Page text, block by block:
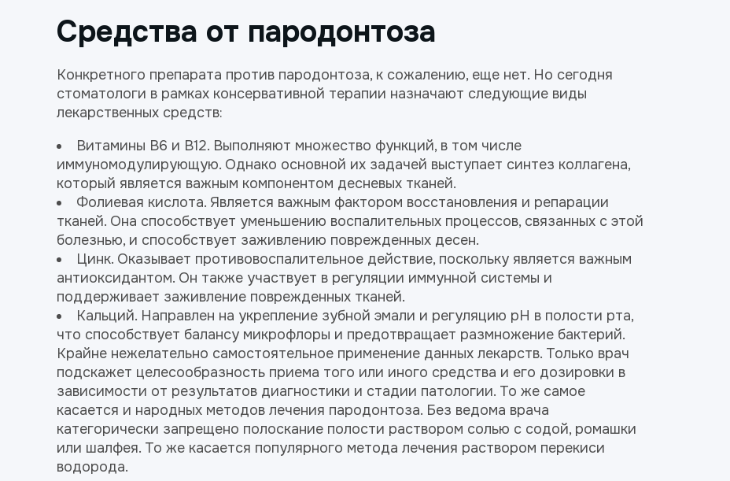
Средства от пародонтоза
Конкретного препарата против пародонтоза, к сожалению, еще нет. Но сегодня
стоматологи в рамках консервативной терапии назначают следующие виды
лекарственных средств:
Витамины В6 и В12. Выполняют множество функций, в том числе
иммуномодулирующую. Однако основной их задачей выступает синтез коллагена,
который является важным компонентом десневых тканей.
Фолиевая кислота. Является важным фактором восстановления и репарации
тканей. Она способствует уменьшению воспалительных процессов, связанных с этой
болезнью, и способствует заживлению поврежденных десен.
Цинк. Оказывает противовоспалительное действие, поскольку является важным
антиоксидантом. Он также участвует в регуляции иммунной системы и
поддерживает заживление поврежденных тканей.
Кальций. Направлен на укрепление зубной эмали и регуляцию pH в полости рта,
что способствует балансу микрофлоры и предотвращает размножение бактерий.
Крайне нежелательно самостоятельное применение данных лекарств. Только врач
подскажет целесообразность приема того или иного средства и его дозировки в
зависимости от результатов диагностики и стадии патологии. То же самое
касается и народных методов лечения пародонтоза. Без ведома врача
категорически запрещено полоскание полости раствором солью с содой, ромашки
или шалфея. То же касается популярного метода лечения раствором перекиси
водорода.